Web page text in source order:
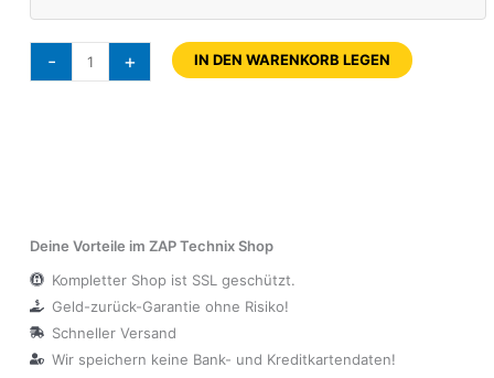
- + IN DEN WARENKORB LEGEN
Deine Vorteile im ZAP Technix Shop
Kompletter Shop ist SSL geschützt.
Geld-zurück-Garantie ohne Risiko!
Schneller Versand
Wir speichern keine Bank- und Kreditkartendaten!